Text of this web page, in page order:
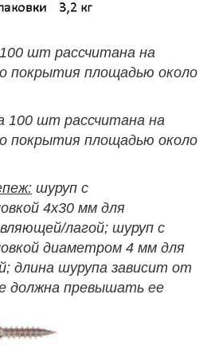
шт рассчитана на
покрытия площадью около
100 шт рассчитана на
покрытия площадью около
шуруп с
4х30 мм для
лагой; шуруп с
диаметром 4 мм для
длина шурупа зависит от
должна превышать ее